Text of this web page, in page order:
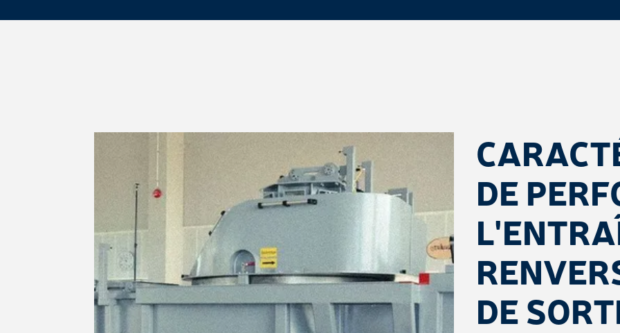
DE
DE